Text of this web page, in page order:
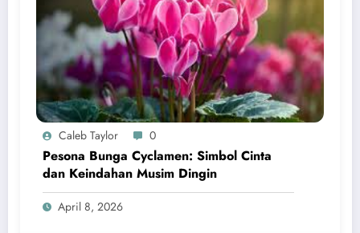
Caleb Taylor 0
Pesona Bunga Cyclamen: Simbol Cinta
dan Keindahan Musim Dingin
April 8, 2026